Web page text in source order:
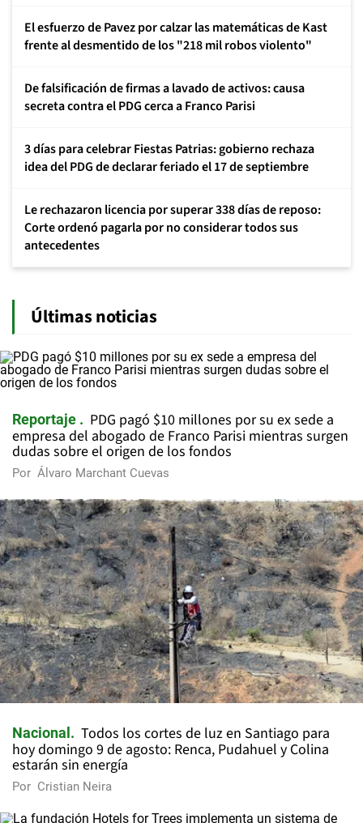
El esfuerzo de Pavez por calzar las matemáticas de Kast
frente al desmentido de los "218 mil robos violento"
De falsificación de firmas a lavado de activos: causa
secreta contra el PDG cerca a Franco Parisi
3 días para celebrar Fiestas Patrias: gobierno rechaza
idea del PDG de declarar feriado el 17 de septiembre
Le rechazaron licencia por superar 338 días de reposo:
Corte ordenó pagarla por no considerar todos sus
antecedentes
Últimas noticias
Reportaje
PDG pagó $10 millones por su ex sede a
empresa del abogado de Franco Parisi mientras surgen
dudas sobre el origen de los fondos
Por Álvaro Marchant Cuevas
Nacional
Todos los cortes de luz en Santiago para
hoy domingo 9 de agosto: Renca, Pudahuel y Colina
estarán sin energía
Por Cristian Neira